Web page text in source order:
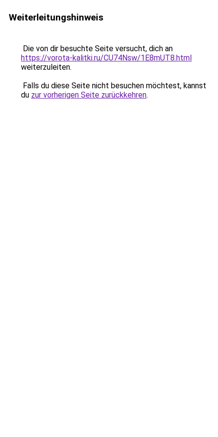
Weiterleitungshinweis
Die von dir besuchte Seite versucht, dich an
https://vorota-kalitki.ru/CU74Nsw/1E8mUT8.html
weiterzuleiten.
Falls du diese Seite nicht besuchen möchtest, kannst
du zur vorherigen Seite zurückkehren.